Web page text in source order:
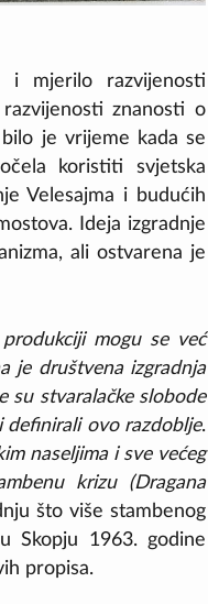
i mjerilo razvijenosti
znanosti o
je vrijeme kada se
koristiti svjetska
Velesajma i budućih
Ideja izgradnje
ali ostvarena je
mogu se već
je društvena izgradnja
su stvaralačke slobode
definirali ovo razdoblje.
naseljima i sve većeg
krizu (Dragana
što više stambenog
Skopju 1963. godine
propisa.